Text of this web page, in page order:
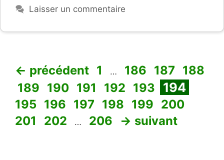
Laisser un commentaire
← précédent Page
1 … Page
186 Page
187 Page
188
Page
189 Page
190 Page
191 Page
192 Page
193 Page
194
195 Page
196 Page
197 Page
198 Page
199 Page
200
201
Page
202 … Page
206 → suivant